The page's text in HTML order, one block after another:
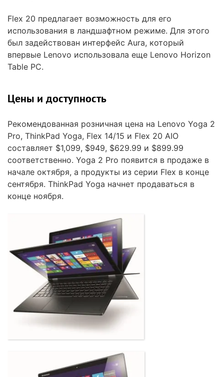
Flex 20 предлагает возможность для его
использования в ландшафтном режиме. Для этого
был задействован интерфейс Aura, который
впервые Lenovo использовала еще Lenovo Horizon
Table PC.
Цены и доступность
Рекомендованная розничная цена на Lenovo Yoga 2
Pro, ThinkPad Yoga, Flex 14/15 и Flex 20 AIO
составляет $1,099, $949, $629.99 и $899.99
соответственно. Yoga 2 Pro появится в продаже в
начале октября, а продукты из серии Flex в конце
сентября. ThinkPad Yoga начнет продаваться в
конце ноября.